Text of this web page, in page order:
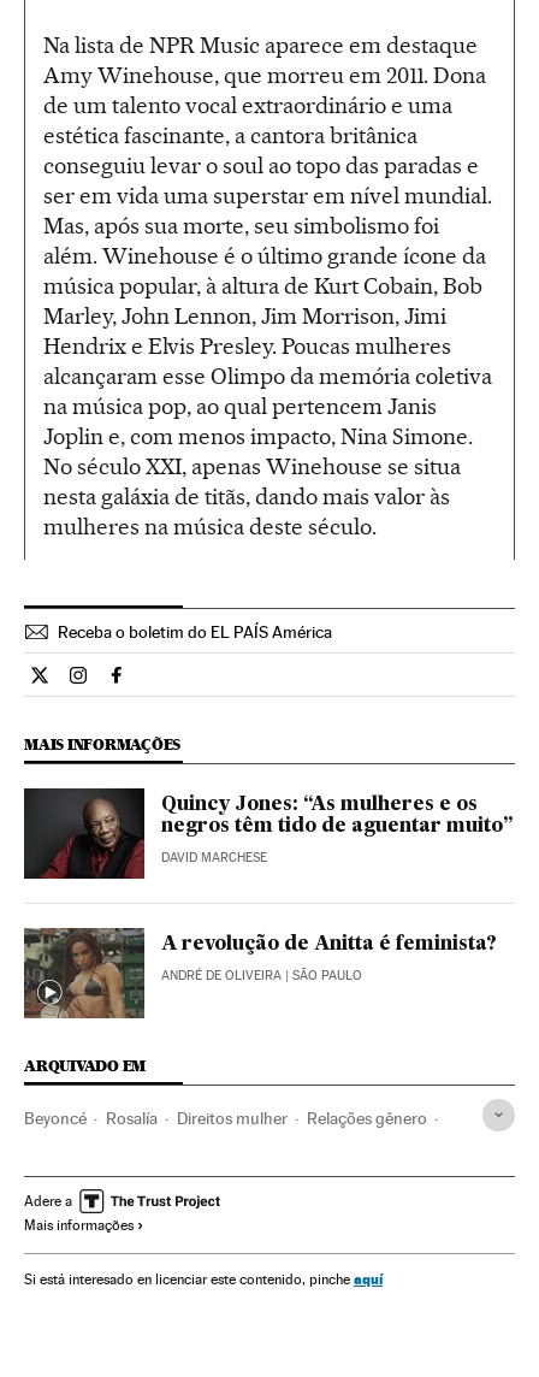
Na lista de NPR Music aparece em destaque
Amy Winehouse, que morreu em 2011. Dona
de um talento vocal extraordinário e uma
estética fascinante, a cantora britânica
conseguiu levar o soul ao topo das paradas e
ser em vida uma superstar em nível mundial.
Mas, após sua morte, seu simbolismo foi
além. Winehouse é o último grande ícone da
música popular, à altura de Kurt Cobain, Bob
Marley, John Lennon, Jim Morrison, Jimi
Hendrix e Elvis Presley. Poucas mulheres
alcançaram esse Olimpo da memória coletiva
na música pop, ao qual pertencem Janis
Joplin e, com menos impacto, Nina Simone.
No século XXI, apenas Winehouse se situa
nesta galáxia de titãs, dando mais valor às
mulheres na música deste século.
Receba o boletim do EL PAÍS América
Cultura El País Brasil en Twitter
Cultura El País Brasil en Instagram
Cultura El País Brasil en Facebook
MAIS INFORMAÇÕES
Quincy Jones: “As mulheres e os
negros têm tido de aguentar muito”
DAVID MARCHESE
A revolução de Anitta é feminista?
ANDRÉ DE OLIVEIRA | SÃO PAULO
ARQUIVADO EM
Beyoncé Rosalía Direitos mulher Relações gênero
Estilos musicais Música
Adere a
Mais informações
Si está interesado en licenciar este contenido, pinche aquí